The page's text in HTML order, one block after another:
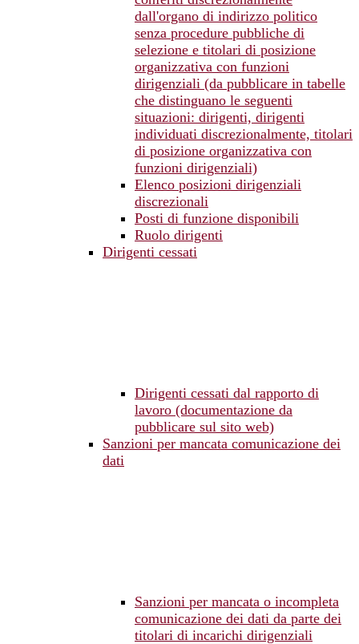
dall'organo di indirizzo politico
senza procedure pubbliche di
selezione e titolari di posizione
organizzativa con funzioni
dirigenziali (da pubblicare in tabelle
che distinguano le seguenti
situazioni: dirigenti, dirigenti
individuati discrezionalmente, titolari
di posizione organizzativa con
funzioni dirigenziali)
Elenco posizioni dirigenziali
discrezionali
Posti di funzione disponibili
Ruolo dirigenti
Dirigenti cessati
Dirigenti cessati dal rapporto di
lavoro (documentazione da
pubblicare sul sito web)
Sanzioni per mancata comunicazione dei
dati
Sanzioni per mancata o incompleta
comunicazione dei dati da parte dei
titolari di incarichi dirigenziali